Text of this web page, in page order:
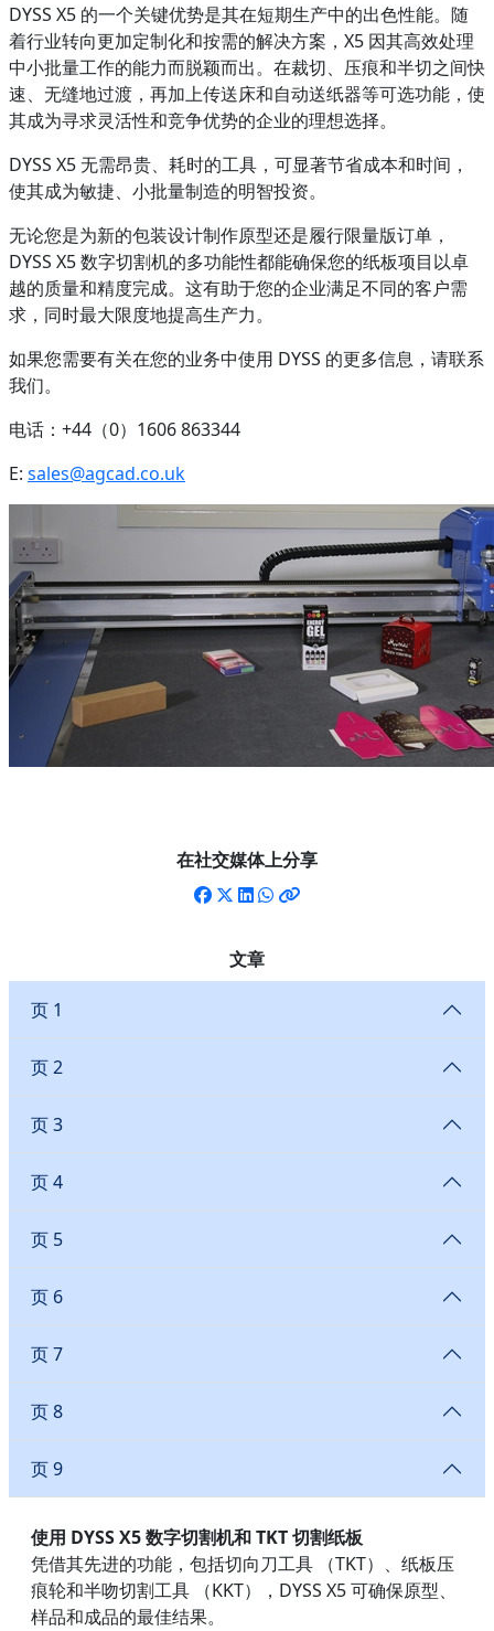
DYSS X5 的一个关键优势是其在短期生产中的出色性能。随
着行业转向更加定制化和按需的解决方案，X5 因其高效处理
中小批量工作的能力而脱颖而出。在裁切、压痕和半切之间快
速、无缝地过渡，再加上传送床和自动送纸器等可选功能，使
其成为寻求灵活性和竞争优势的企业的理想选择。
DYSS X5 无需昂贵、耗时的工具，可显著节省成本和时间，
使其成为敏捷、小批量制造的明智投资。
无论您是为新的包装设计制作原型还是履行限量版订单，
DYSS X5 数字切割机的多功能性都能确保您的纸板项目以卓
越的质量和精度完成。这有助于您的企业满足不同的客户需
求，同时最大限度地提高生产力。
如果您需要有关在您的业务中使用 DYSS 的更多信息，请联系
我们。
电话：+44（0）1606 863344
E: sales@agcad.co.uk
在社交媒体上分享
文章
页 1
页 2
页 3
页 4
页 5
页 6
页 7
页 8
页 9
使用 DYSS X5 数字切割机和 TKT 切割纸板
凭借其先进的功能，包括切向刀工具 （TKT）、纸板压
痕轮和半吻切割工具 （KKT），DYSS X5 可确保原型、
样品和成品的最佳结果。